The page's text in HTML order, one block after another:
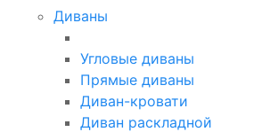
Диваны
Угловые диваны
Прямые диваны
Диван-кровати
Диван раскладной